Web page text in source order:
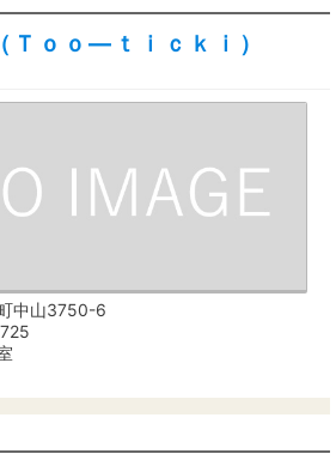
Ｔｏｏ―ｔｉｃｋｉ）
中山3750-6